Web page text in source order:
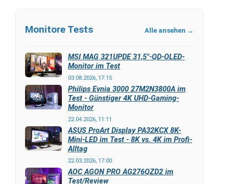
Monitore Tests Alle ansehen →
MSI MAG 321UPDE 31,5"-QD-OLED-
Monitor im Test
03.08.2026, 17:15
Philips Evnia 3000 27M2N3800A im
Test - Günstiger 4K UHD-Gaming-
Monitor
22.04.2026, 11:11
ASUS ProArt Display PA32KCX 8K-
Mini-LED im Test - 8K vs. 4K im Profi-
Alltag
22.03.2026, 17:00
AOC AGON PRO AG276QZD2 im
Test/Review